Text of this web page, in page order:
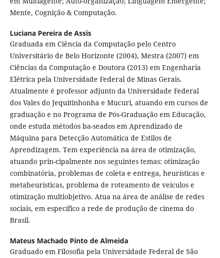
Mente, Cognição & Computação.
Luciana Pereira de Assis
Graduada em Ciência da Computação pelo Centro
Universitário de Belo Horizonte (2004), Mestra (2007) em
Ciências da Computação e Doutora (2013) em Engenharia
Elétrica pela Universidade Federal de Minas Gerais.
Atualmente é professor adjunto da Universidade Federal
dos Vales do Jequitinhonha e Mucuri, atuando em cursos de
graduação e no Programa de Pós-Graduação em Educação,
onde estuda métodos ba-seados em Aprendizado de
Máquina para Detecção Automática de Estilos de
Aprendizagem. Tem experiência na área de otimização,
atuando prin-cipalmente nos seguintes temas: otimização
combinatória, problemas de coleta e entrega, heurísticas e
metaheurísticas, problema de roteamento de veículos e
otimização multiobjetivo. Atua na área de análise de redes
sociais, em específico a rede de produção de cinema do
Brasil.
Mateus Machado Pinto de Almeida
Graduado em Filosofia pela Universidade Federal de São